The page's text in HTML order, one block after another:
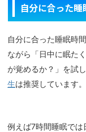
自分に合った睡
自分に合った睡眠時
ながら「日中に眠た
が覚めるか？」を試
生は推奨しています。
例えば7時間睡眠で